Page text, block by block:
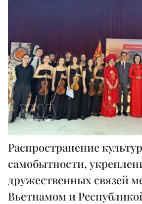
Распространение
самобытности,
дружественных связей
Вьетнамом и